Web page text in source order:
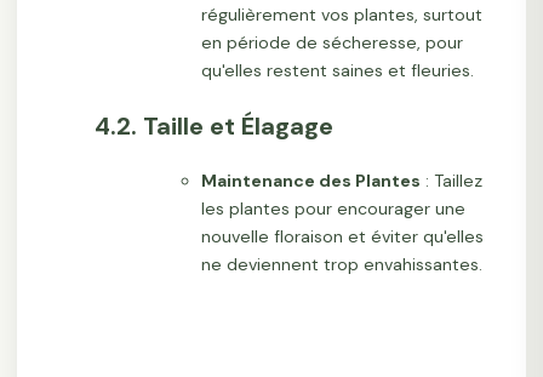
régulièrement vos plantes, surtout
en période de sécheresse, pour
qu'elles restent saines et fleuries.
4.2. Taille et Élagage
Maintenance des Plantes : Taillez
les plantes pour encourager une
nouvelle floraison et éviter qu'elles
ne deviennent trop envahissantes.